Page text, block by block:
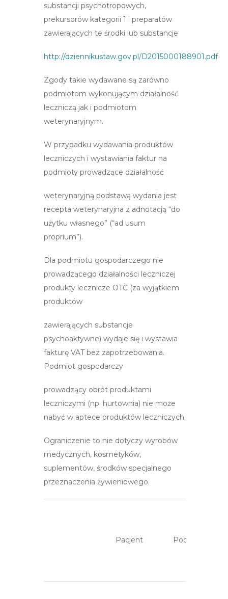
substancji psychotropowych,
prekursorów kategorii 1 i preparatów
zawierających te środki lub substancje
http://dziennikustaw.gov.pl/D2015000188901.pdf
Zgody takie wydawane są zarówno
podmiotom wykonującym działalność
leczniczą jak i podmiotom
weterynaryjnym.
W przypadku wydawania produktów
leczniczych i wystawiania faktur na
podmioty prowadzące działalność
weterynaryjną podstawą wydania jest
recepta weterynaryjna z adnotacją “do
użytku własnego” (“ad usum
proprium”).
Dla podmiotu gospodarczego nie
prowadzącego działalności leczniczej
produkty lecznicze OTC (za wyjątkiem
produktów
zawierających substancje
psychoaktywne) wydaje się i wystawia
fakturę VAT bez zapotrzebowania.
Podmiot gospodarczy
prowadzący obrót produktami
leczniczymi (np. hurtownia) nie może
nabyć w aptece produktów leczniczych.
Ograniczenie to nie dotyczy wyrobów
medycznych, kosmetyków,
suplementów, środków specjalnego
przeznaczenia żywieniowego.
Pacjent Podmiot